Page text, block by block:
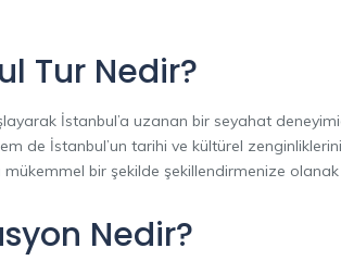
Tur Nedir?
İstanbul’a uzanan bir seyahat
de İstanbul’un tarihi ve kültürel
mükemmel bir şekilde şekillendirmenize olanak
Nedir?